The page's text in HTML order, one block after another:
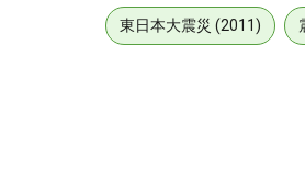
東日本大震災 (2011)